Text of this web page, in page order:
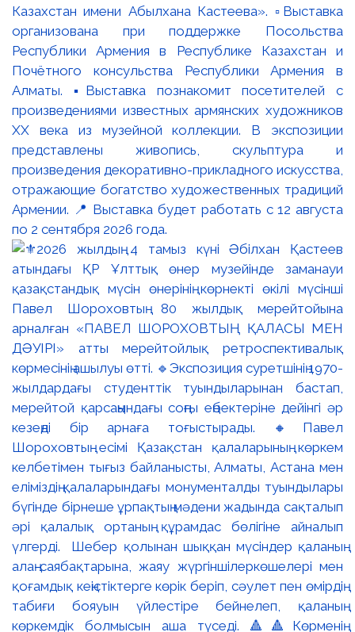
Казахстан имени Абылхана Кастеева». ▫️Выставка
организована при поддержке Посольства
Республики Армения в Республике Казахстан и
Почётного консульства Республики Армения в
Алматы. ▪️Выставка познакомит посетителей с
произведениями известных армянских художников
XX века из музейной коллекции. В экспозиции
представлены живопись, скульптура и
произведения декоративно-прикладного искусства,
отражающие богатство художественных традиций
Армении. 📍 Выставка будет работать с 12 августа
по 2 сентября 2026 года.